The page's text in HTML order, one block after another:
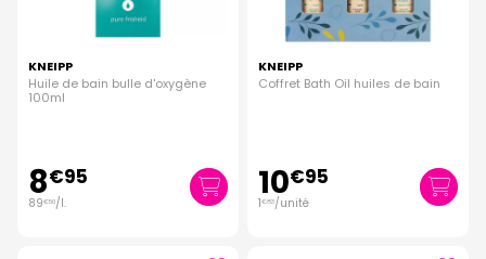
KNEIPP
Huile de bain bulle d'oxygène
100ml
8€95
89€50/l.
KNEIPP
Coffret Bath Oil huiles de bain
10€95
1€83/unité